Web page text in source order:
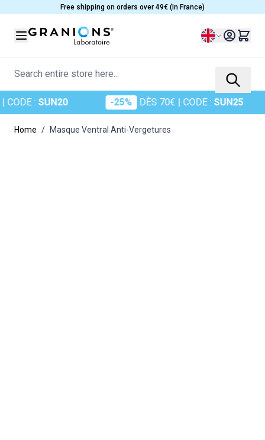
Skip to ContentFree shipping on orders over 49€ (In France)
Language
Search entire store here...
:SUN20 -25% DÈS 70€| CODE :SUN25
Home / Masque Ventral Anti-Vergetures